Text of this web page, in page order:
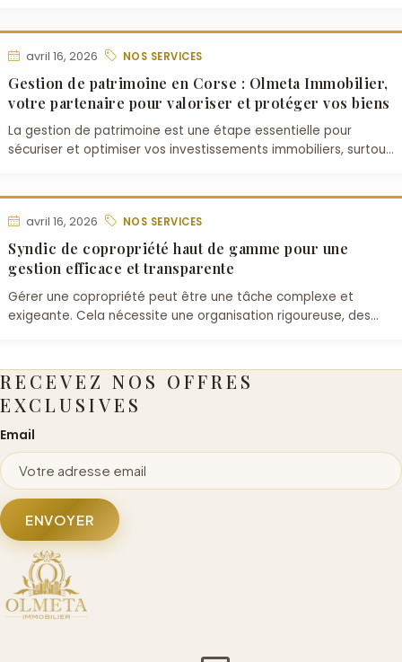
Gestion de patrimoine en Corse : Olmeta Immobilier,
votre partenaire pour valoriser et protéger vos biens
avril 16, 2026 NOS SERVICES
La gestion de patrimoine est une étape essentielle pour
sécuriser et optimiser vos investissements immobiliers, surtout
Syndic de copropriété haut de gamme pour une
gestion efficace et transparente
avril 16, 2026 NOS SERVICES
Gérer une copropriété peut être une tâche complexe et
exigeante. Cela nécessite une organisation rigoureuse, des
RECEVEZ NOS OFFRES
EXCLUSIVES
Email
ENVOYER